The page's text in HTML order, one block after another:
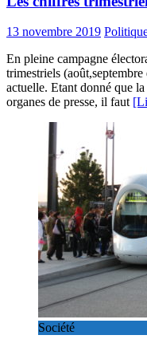
13 novembre 2019
En pleine campagne
trimestriels
actuelle. Etant donné que
organes de presse, il faut
Société